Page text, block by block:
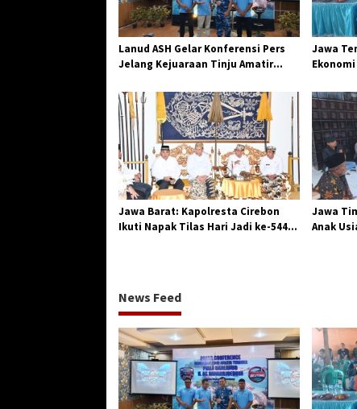
p
o
s
Lanud ASH Gelar Konferensi Pers
Jelang Kejuaraan Tinju Amatir
Jawa
Losari
Jawa Barat: Kapolresta Cirebon
Ikuti Napak Tilas Hari Jadi ke-544,
Jawa
Anak
News Feed